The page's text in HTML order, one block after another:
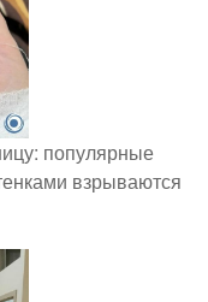
популярные
взрываются